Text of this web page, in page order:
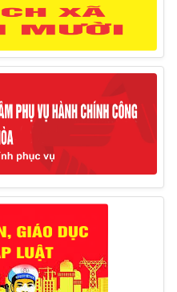
tịch Hội đồng nhân dân
3/2025)
hiện Cưỡng chế buộc thực
trong lĩnh vực đất đai
công dân định kỳ đợt 01
huyện
kỳ đợt 1 tháng 5/2025 của